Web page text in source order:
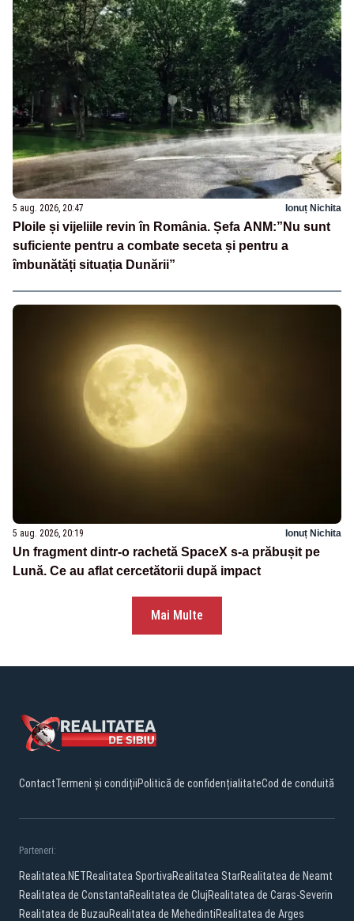
5 aug. 2026, 20:47 Ionuț Nichita
Ploile și vijeliile revin în România. Șefa ANM:”Nu sunt
suficiente pentru a combate seceta și pentru a
îmbunătăți situația Dunării”
5 aug. 2026, 20:19 Ionuț Nichita
Un fragment dintr-o rachetă SpaceX s-a prăbușit pe
Lună. Ce au aflat cercetătorii după impact
Mai Multe
ContactTermeni și condițiiPolitică de confidențialitateCod de conduită
Parteneri:
Realitatea.NETRealitatea SportivaRealitatea StarRealitatea de Neamt
Realitatea de ConstantaRealitatea de ClujRealitatea de Caras-Severin
Realitatea de BuzauRealitatea de MehedintiRealitatea de Arges